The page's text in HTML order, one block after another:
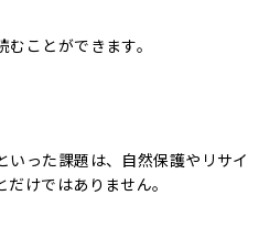
ことができます。
いった課題は、自然保護やリサイ
けではありません。